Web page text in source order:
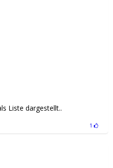
Liste dargestellt..
1